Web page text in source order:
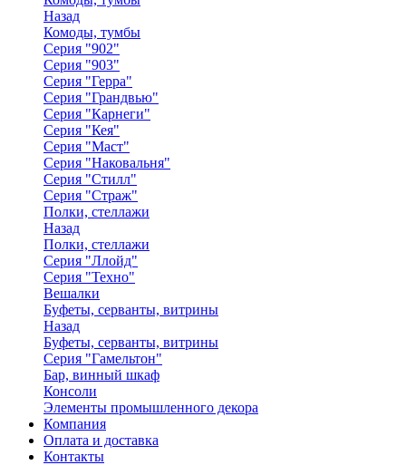
Назад
Комоды, тумбы
Серия "902"
Серия "903"
Серия "Герра"
Серия "Грандвью"
Серия "Карнеги"
Серия "Кея"
Серия "Маст"
Серия "Наковальня"
Серия "Стилл"
Серия "Страж"
Полки, стеллажи
Назад
Полки, стеллажи
Серия "Ллойд"
Серия "Техно"
Вешалки
Буфеты, серванты, витрины
Назад
Буфеты, серванты, витрины
Серия "Гамельтон"
Бар, винный шкаф
Консоли
Элементы промышленного декора
Компания
Оплата и доставка
Контакты